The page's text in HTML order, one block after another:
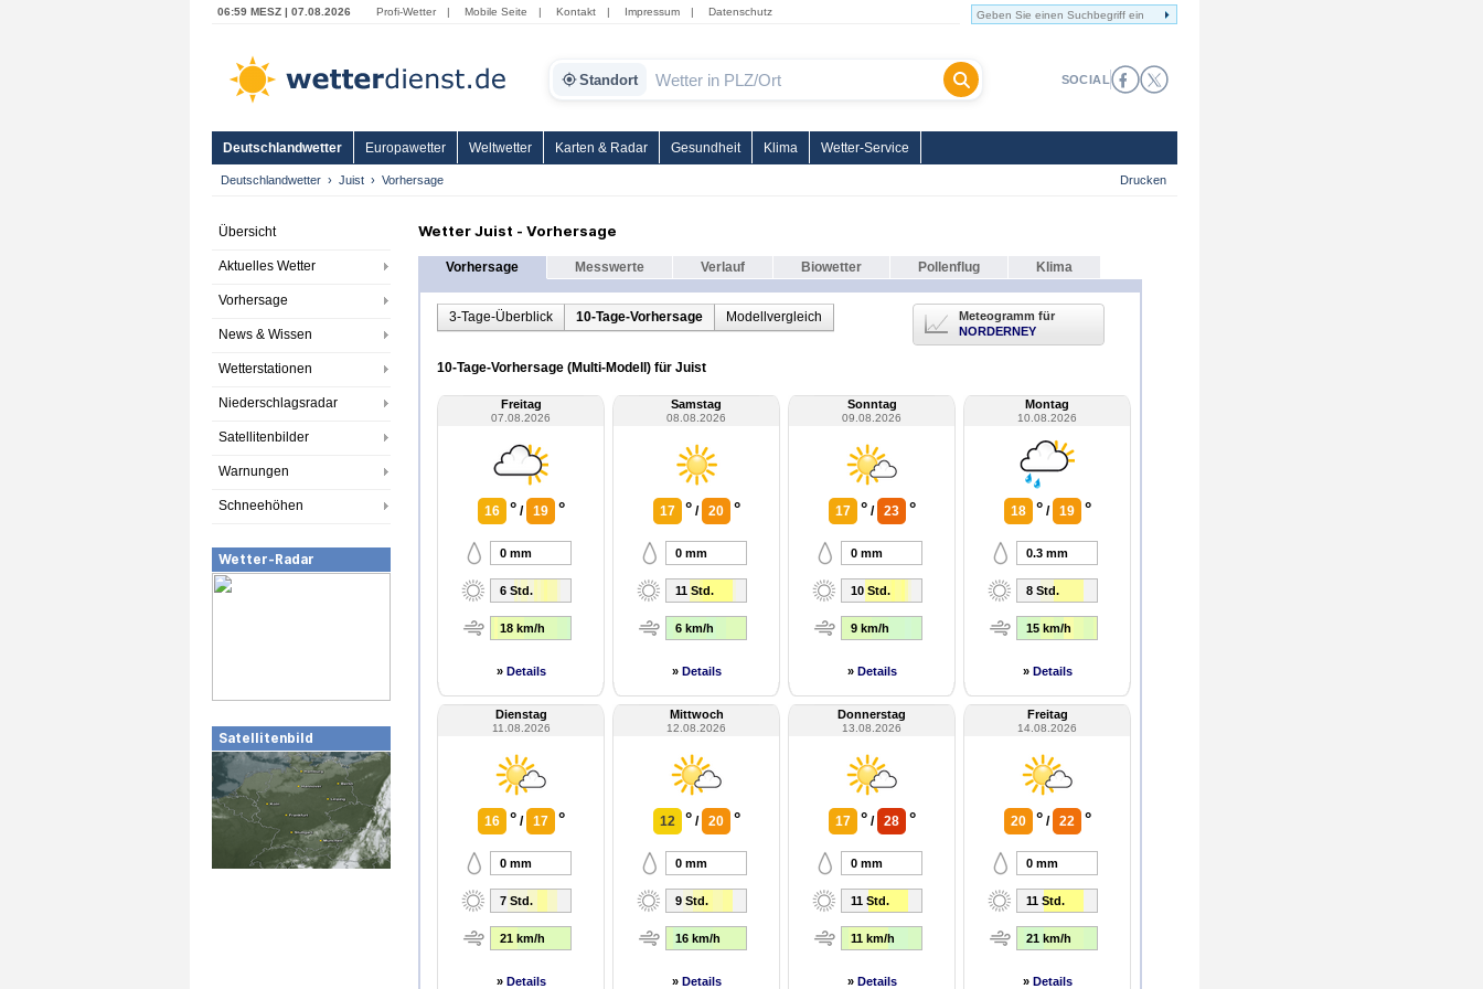
06:59 MESZ | 07.08.2026 Profi-Wetter | Mobile Seite | Kontakt | Impressum | Datenschutz
Standort SOCIAL
Deutschlandwetter Europawetter Weltwetter Karten & Radar Gesundheit Klima Wetter-Service
Deutschlandwetter Juist Vorhersage Drucken
Übersicht
Aktuelles Wetter
Vorhersage
News & Wissen
Wetterstationen
Niederschlagsradar
Satellitenbilder
Warnungen
Schneehöhen
Wetter-Radar
Satellitenbild
Wetter Juist - Vorhersage
Vorhersage Messwerte Verlauf Biowetter Pollenflug Klima
3-Tage-Überblick 10-Tage-Vorhersage Modellvergleich
Meteogramm für
NORDERNEY
10-Tage-Vorhersage (Multi-Modell) für Juist
Freitag
07.08.2026
16 °/ 19 °
0 mm
6 Std.
18 km/h
» Details
Samstag
08.08.2026
17 °/ 20 °
0 mm
11 Std.
6 km/h
» Details
Sonntag
09.08.2026
17 °/ 23 °
0 mm
10 Std.
9 km/h
» Details
Montag
10.08.2026
18 °/ 19 °
0.3 mm
8 Std.
15 km/h
» Details
Dienstag
11.08.2026
16 °/ 17 °
0 mm
7 Std.
21 km/h
» Details
Mittwoch
12.08.2026
12 °/ 20 °
0 mm
9 Std.
16 km/h
» Details
Donnerstag
13.08.2026
17 °/ 28 °
0 mm
11 Std.
11 km/h
» Details
Freitag
14.08.2026
20 °/ 22 °
0 mm
11 Std.
21 km/h
» Details